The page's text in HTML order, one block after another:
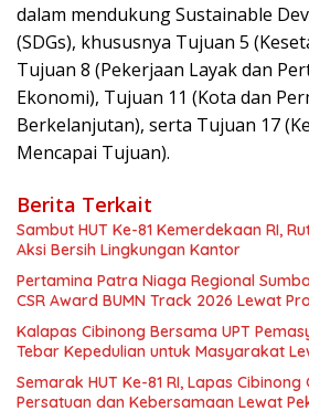
dalam mendukung Sustainable
(SDGs), khususnya Tujuan 5
Tujuan 8 (Pekerjaan Layak dan
Ekonomi), Tujuan 11 (Kota dan
Berkelanjutan), serta Tujuan 17
Mencapai Tujuan).
Berita Terkait
Sambut HUT Ke-81 Kemerdekaan RI,
Aksi Bersih Lingkungan Kantor
Pertamina Patra Niaga Regional
CSR Award BUMN Track 2026 Lewat
Kalapas Cibinong Bersama UPT
Tebar Kepedulian untuk Masyarakat
Semarak HUT Ke-81 RI, Lapas
Persatuan dan Kebersamaan Lewat